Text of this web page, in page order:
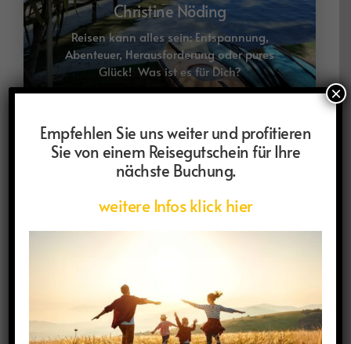
Reisen kann alles sein: Entspannung,
Abenteuer, Herausforderung oder pures
Glück! Was ist es für Dich?
Empfehlen Sie uns weiter und profitieren
Sie von einem Reisegutschein für Ihre
nächste Buchung.
weitere Infos klick hier
×